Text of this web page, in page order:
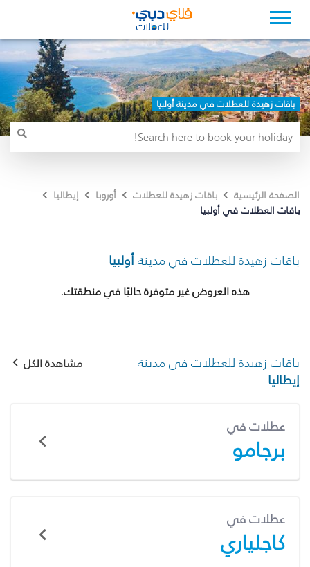
باقات زهيدة للعطلات في مدينة أولبيا
الصفحة الرئيسية باقات زهيدة للعطلات أوروبا
إيطاليا
باقات العطلات في أولبيا
باقات زهيدة للعطلات في مدينةأولبيا
هذه العروض غير متوفرة حاليًا في منطقتك.
باقات زهيدة للعطلات في مدينة
إيطاليا
مشاهدة الكل
عطلات في
برجامو
عطلات في
كاجلياري